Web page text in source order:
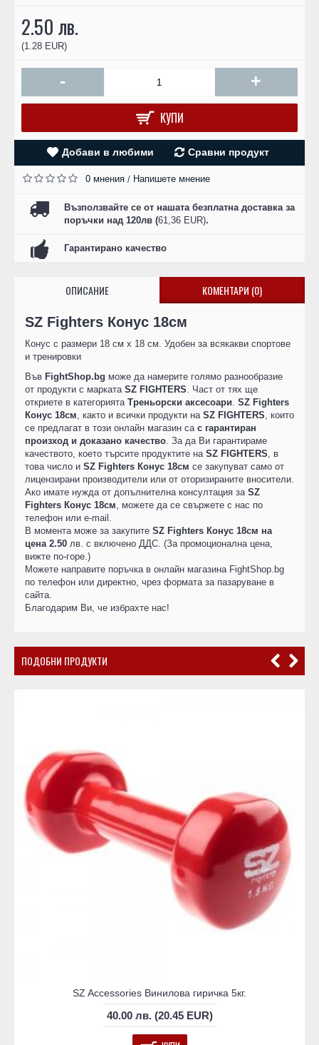
2.50 лв.
(1.28 EUR)
- +
КУПИ
Добави в любими Сравни продукт
0 мнения / Напишете мнение
Възползвайте се от нашата безплатна доставка за
поръчки над 120лв (61,36 EUR).
Гарантирано качество
ОПИСАНИЕ КОМЕНТАРИ (0)
SZ Fighters Конус 18см
Конус с размери 18 см х 18 см. Удобен за всякакви спортове
и тренировки
Във FightShop.bg може да намерите голямо разнообразие
от продукти с марката SZ FIGHTERS. Част от тях ще
откриете в категорията Треньорски аксесоари. SZ Fighters
Конус 18см, както и всички продукти на SZ FIGHTERS, които
се предлагат в този онлайн магазин са с гарантиран
произход и доказано качество. За да Ви гарантираме
качеството, което търсите продуктите на SZ FIGHTERS, в
това число и SZ Fighters Конус 18см се закупуват само от
лицензирани производители или от оторизираните вносители.
Ако имате нужда от допълнителна консултация за SZ
Fighters Конус 18см, можете да се свържете с нас по
телефон или e-mail.
В момента може за закупите SZ Fighters Конус 18см на
цена 2.50 лв. с включено ДДС. (За промоционална цена,
вижте по-горе.)
Можете направите поръчка в онлайн магазина FightShop.bg
по телефон или директно, чрез формата за пазаруване в
сайта.
Благодарим Ви, че избрахте нас!
ПОДОБНИ ПРОДУКТИ
SZ Accessories Винилова гиричка 5кг.
40.00 лв. (20.45 EUR)